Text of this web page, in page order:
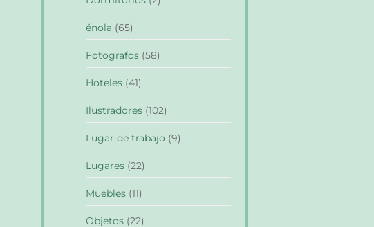
énola (65)
Fotografos (58)
Hoteles (41)
Ilustradores (102)
Lugar de trabajo (9)
Lugares (22)
Muebles (11)
Objetos (22)